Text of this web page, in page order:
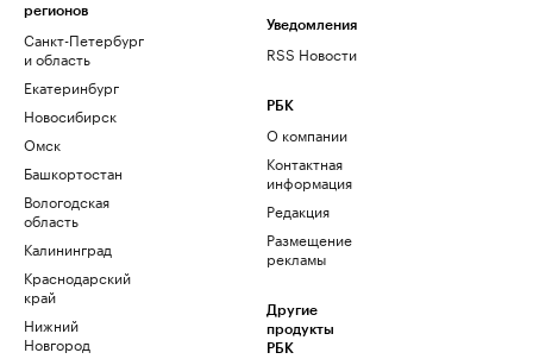
регионов
Санкт-Петербург
и область
Екатеринбург
Новосибирск
Омск
Башкортостан
Вологодская
область
Калининград
Краснодарский
край
Нижний
Новгород
Уведомления
RSS Новости
РБК
О компании
Контактная
информация
Редакция
Размещение
рекламы
Другие
продукты
РБК